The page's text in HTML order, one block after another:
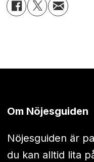
Om Nöjesguiden
Nöjesguiden är
du kan alltid lita